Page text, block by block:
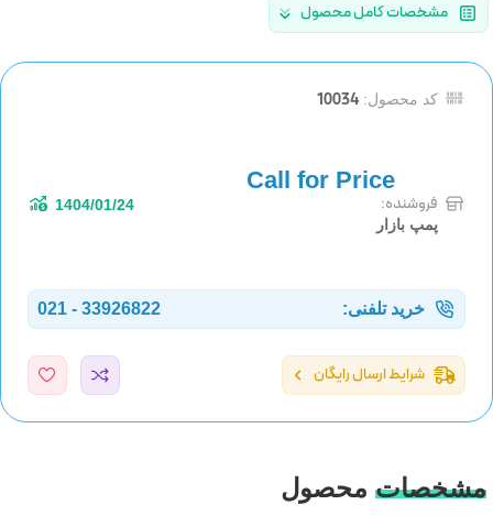
مشخصات کامل محصول
کد محصول: 10034
فروشنده:
پمپ بازار
1404/01/24
خرید تلفنی: 33926822 - 021
شرایط ارسال رایگان
مشخصات محصول